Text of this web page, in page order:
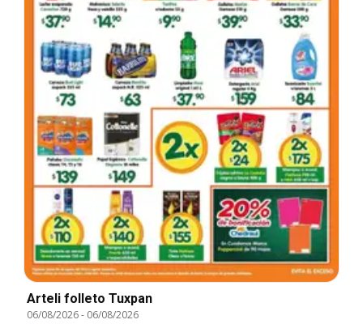
Arteli folleto Tuxpan
06/08/2026- 06/08/2026